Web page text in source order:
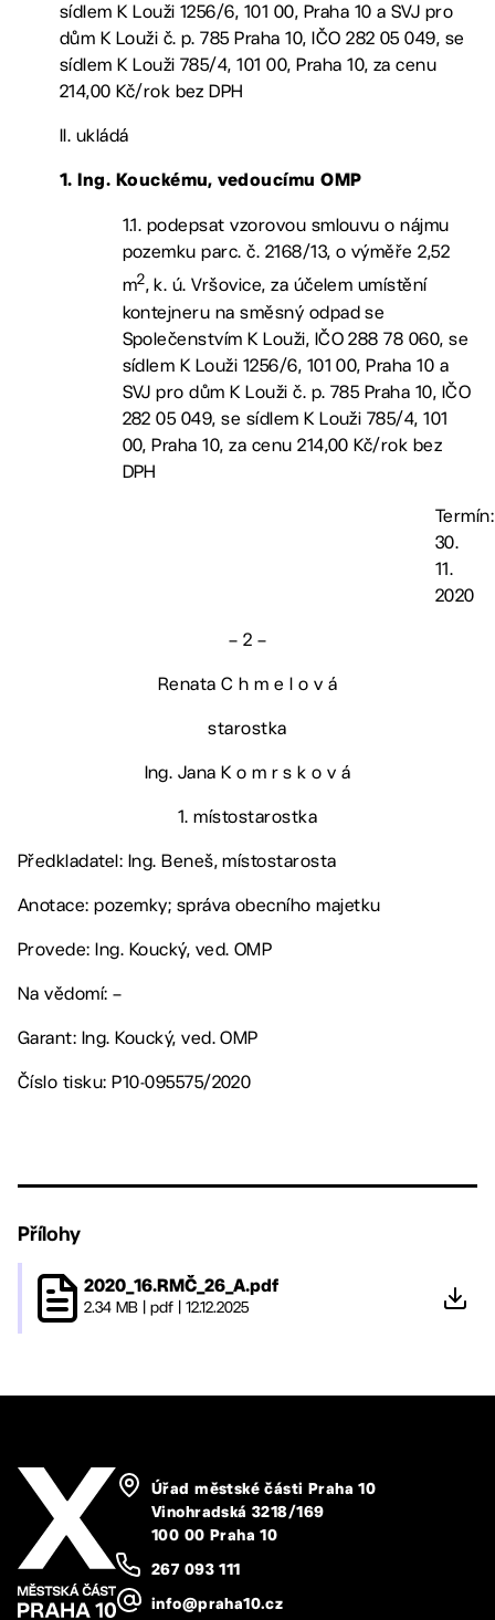
sídlem K Louži 1256/6, 101 00, Praha 10 a SVJ pro
dům K Louži č. p. 785 Praha 10, IČO 282 05 049, se
sídlem K Louži 785/4, 101 00, Praha 10, za cenu
214,00 Kč/rok bez DPH
II. ukládá
1. Ing. Kouckému, vedoucímu OMP
1.1. podepsat vzorovou smlouvu o nájmu
pozemku parc. č. 2168/13, o výměře 2,52
m2, k. ú. Vršovice, za účelem umístění
kontejneru na směsný odpad se
Společenstvím K Louži, IČO 288 78 060, se
sídlem K Louži 1256/6, 101 00, Praha 10 a
SVJ pro dům K Louži č. p. 785 Praha 10, IČO
282 05 049, se sídlem K Louži 785/4, 101
00, Praha 10, za cenu 214,00 Kč/rok bez
DPH
Termín:
30.
11.
2020
– 2 –
Renata C h m e l o v á
starostka
Ing. Jana K o m r s k o v á
1. místostarostka
Předkladatel: Ing. Beneš, místostarosta
Anotace: pozemky; správa obecního majetku
Provede: Ing. Koucký, ved. OMP
Na vědomí: –
Garant: Ing. Koucký, ved. OMP
Číslo tisku: P10-095575/2020
Přílohy
2020_16.RMČ_26_A.pdf
2.34 MB pdf 12.12.2025
Úřad městské části Praha 10
Vinohradská 3218/169
100 00 Praha 10
267 093 111
info@praha10.cz